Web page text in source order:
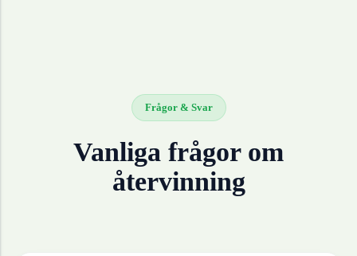
Frågor & Svar
Vanliga frågor om
återvinning